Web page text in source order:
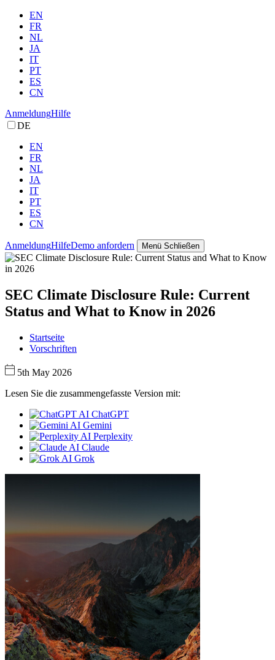
EN
FR
NL
JA
IT
PT
ES
CN
AnmeldungHilfe
DE
EN
FR
NL
JA
IT
PT
ES
CN
AnmeldungHilfeDemo anfordern Menü Schließen
SEC Climate Disclosure Rule: Current
Status and What to Know in 2026
Startseite
Vorschriften
5th May 2026
Lesen Sie die zusammengefasste Version mit:
ChatGPT
Gemini
Perplexity
Claude
Grok